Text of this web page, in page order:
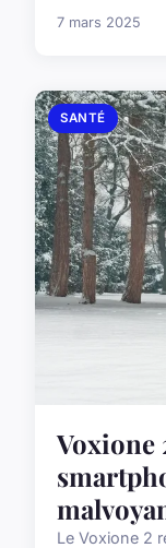
7 mars 2025
SANTÉ
Voxione
Le Voxione 2